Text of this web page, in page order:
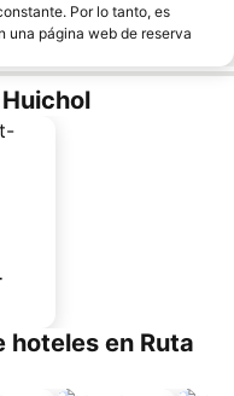
Por lo tanto, es
una página web de reserva
en Ruta